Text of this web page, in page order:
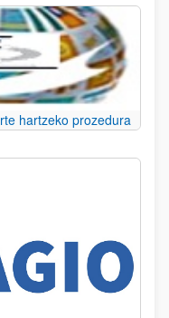
hartzeko prozedura